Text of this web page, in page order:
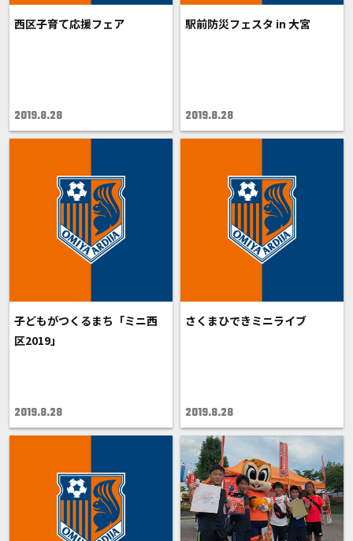
西区子育て応援フェア
2019.8.28
駅前防災フェスタ in 大宮
2019.8.28
子どもがつくるまち「ミニ西
区2019」
2019.8.28
さくまひできミニライブ
2019.8.28